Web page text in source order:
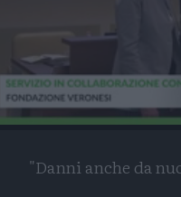
Loaded:
0%
Progress:
0%
"Danni anche da